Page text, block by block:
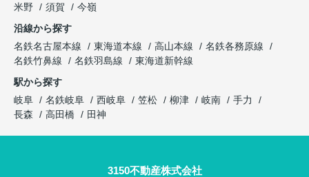
米野
須賀
今嶺
沿線から探す
名鉄名古屋本線
東海道本線 高山本線
名鉄各務原線
名鉄竹鼻線
名鉄羽島線
東海道新幹線
駅から探す
岐阜
名鉄岐阜 西岐阜 笠松 柳津 岐南
手力
長森
高田橋 田神
3150不動産株式会社